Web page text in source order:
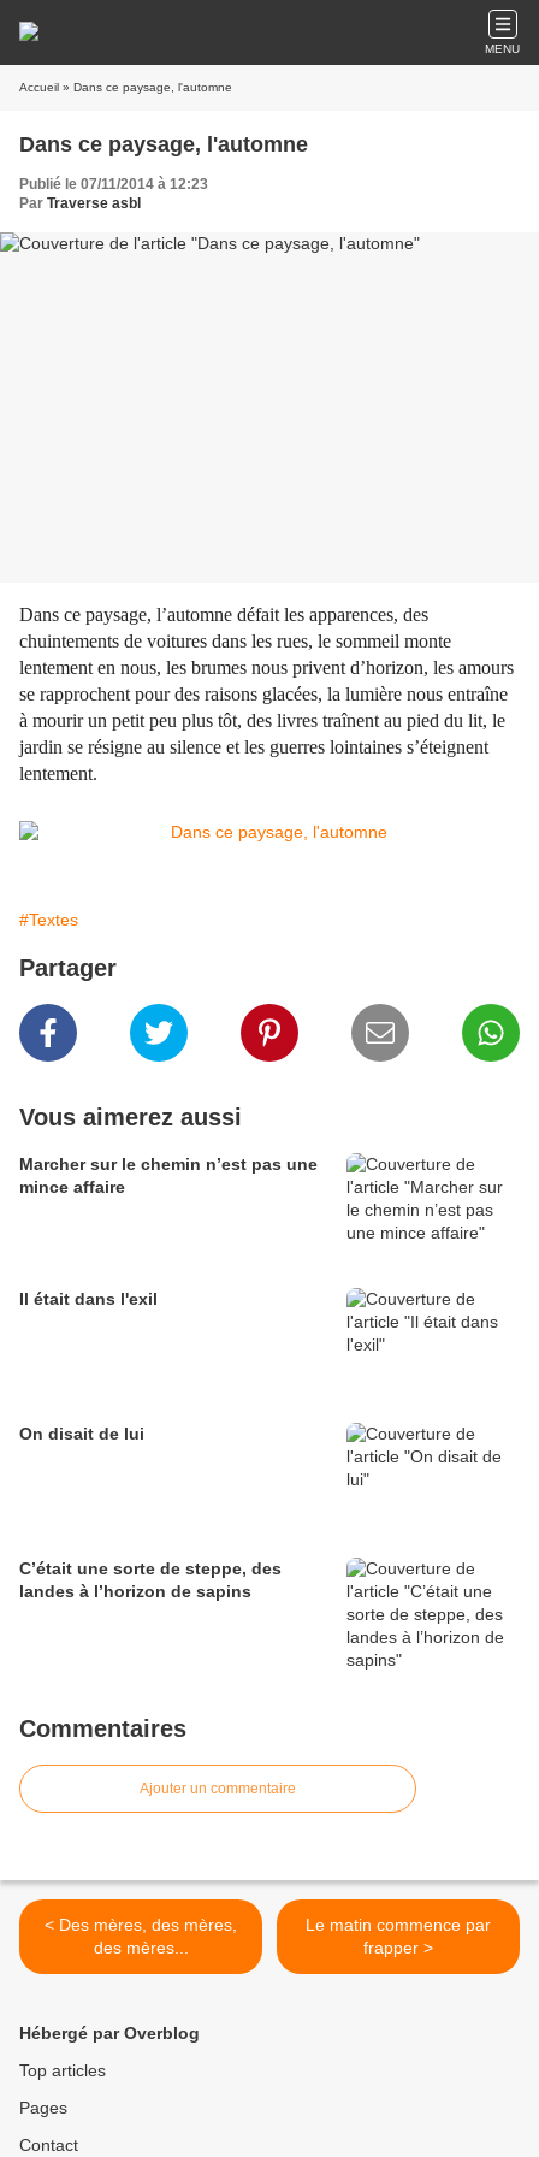
MENU
Accueil » Dans ce paysage, l'automne
Dans ce paysage, l'automne
Publié le 07/11/2014 à 12:23
Par Traverse asbl
Dans ce paysage, l’automne défait les apparences, des
chuintements de voitures dans les rues, le sommeil monte
lentement en nous, les brumes nous privent d’horizon, les amours
se rapprochent pour des raisons glacées, la lumière nous entraîne
à mourir un petit peu plus tôt, des livres traînent au pied du lit, le
jardin se résigne au silence et les guerres lointaines s’éteignent
lentement.
#Textes
Partager
Vous aimerez aussi
Marcher sur le chemin n’est pas une
mince affaire
Il était dans l'exil
On disait de lui
C’était une sorte de steppe, des
landes à l’horizon de sapins
Commentaires
Ajouter un commentaire
< Des mères, des mères,
des mères...
Le matin commence par
frapper >
Hébergé par Overblog
Top articles
Pages
Contact